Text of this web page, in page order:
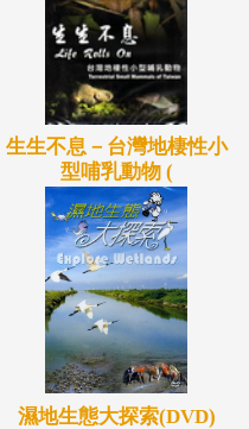
生生不息－台灣地棲性小
型哺乳動物 (
濕地生態大探索(DVD)